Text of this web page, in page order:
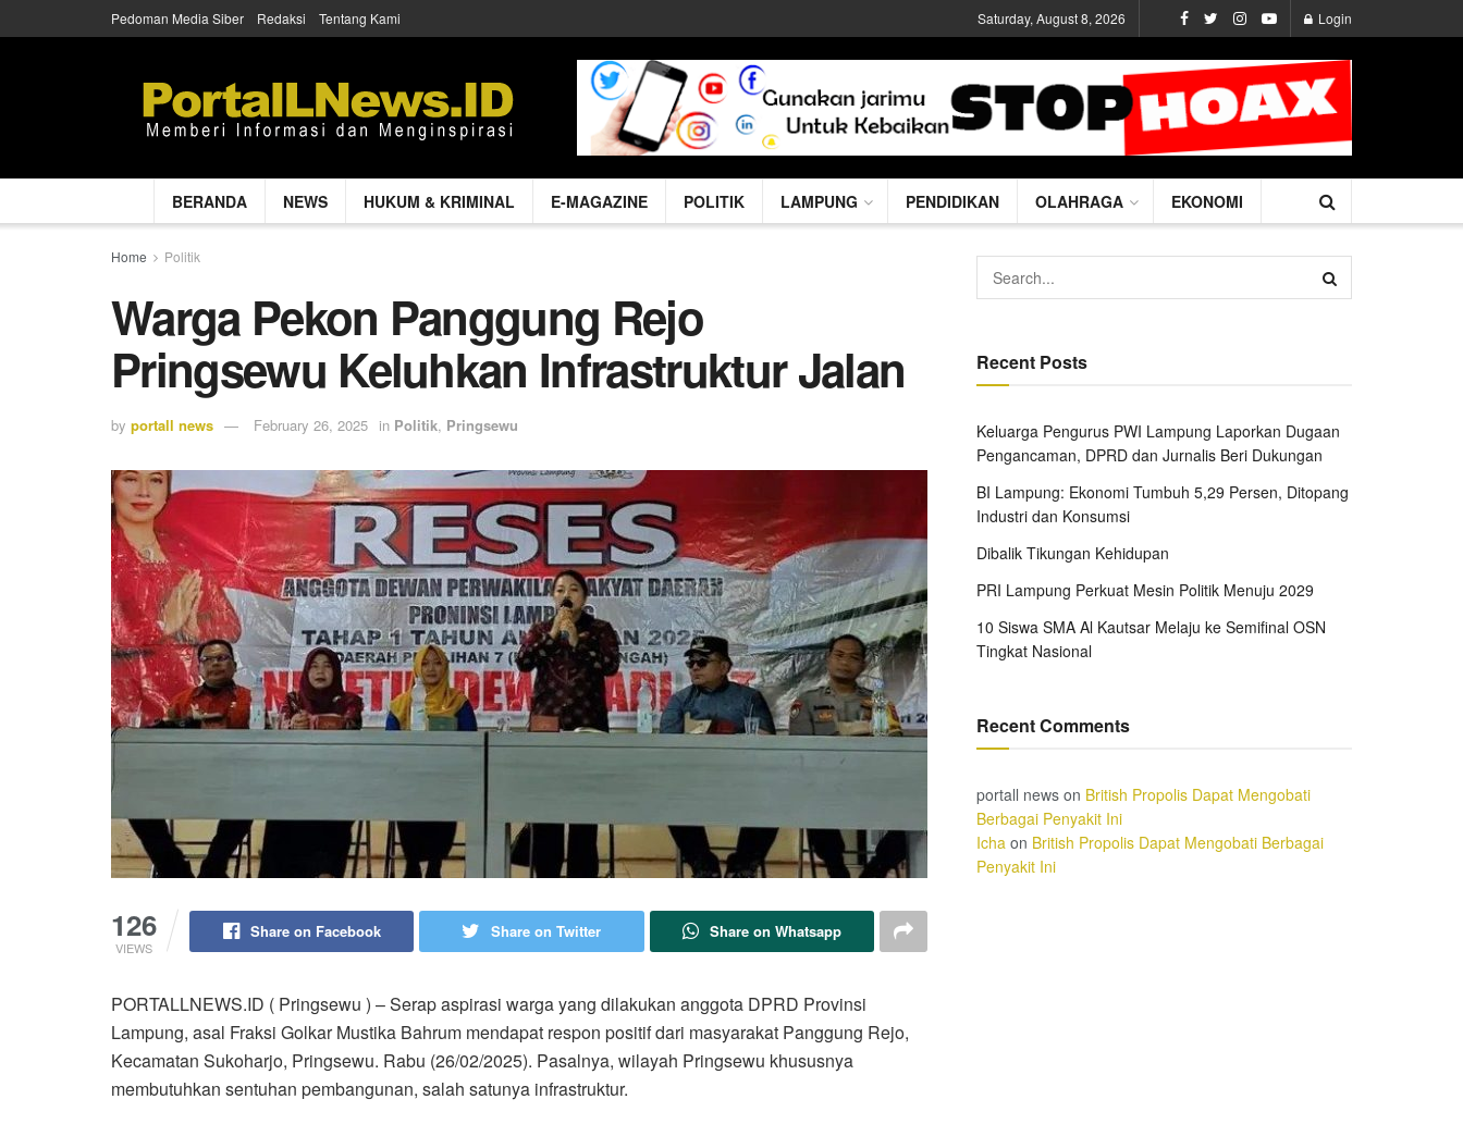
Pedoman Media Siber Redaksi Tentang Kami Saturday, August 8, 2026 Login
BERANDA NEWS HUKUM & KRIMINAL E-MAGAZINE POLITIK LAMPUNG PENDIDIKAN OLAHRAGA EKONOMI
Home Politik
Warga Pekon Panggung Rejo
Pringsewu Keluhkan Infrastruktur Jalan
by portall news February 26, 2025 in Politik, Pringsewu
126
VIEWS
Share on Facebook Share on Twitter Share on Whatsapp
PORTALLNEWS.ID ( Pringsewu ) – Serap aspirasi warga yang dilakukan anggota DPRD Provinsi
Lampung, asal Fraksi Golkar Mustika Bahrum mendapat respon positif dari masyarakat Panggung Rejo,
Kecamatan Sukoharjo, Pringsewu. Rabu (26/02/2025). Pasalnya, wilayah Pringsewu khususnya
membutuhkan sentuhan pembangunan, salah satunya infrastruktur.
Recent Posts
Keluarga Pengurus PWI Lampung Laporkan Dugaan
Pengancaman, DPRD dan Jurnalis Beri Dukungan
BI Lampung: Ekonomi Tumbuh 5,29 Persen, Ditopang
Industri dan Konsumsi
Dibalik Tikungan Kehidupan
PRI Lampung Perkuat Mesin Politik Menuju 2029
10 Siswa SMA Al Kautsar Melaju ke Semifinal OSN
Tingkat Nasional
Recent Comments
portall news on British Propolis Dapat Mengobati
Berbagai Penyakit Ini
Icha on British Propolis Dapat Mengobati Berbagai
Penyakit Ini